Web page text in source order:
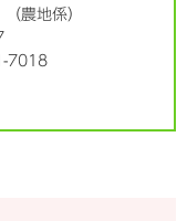
農地係
7018